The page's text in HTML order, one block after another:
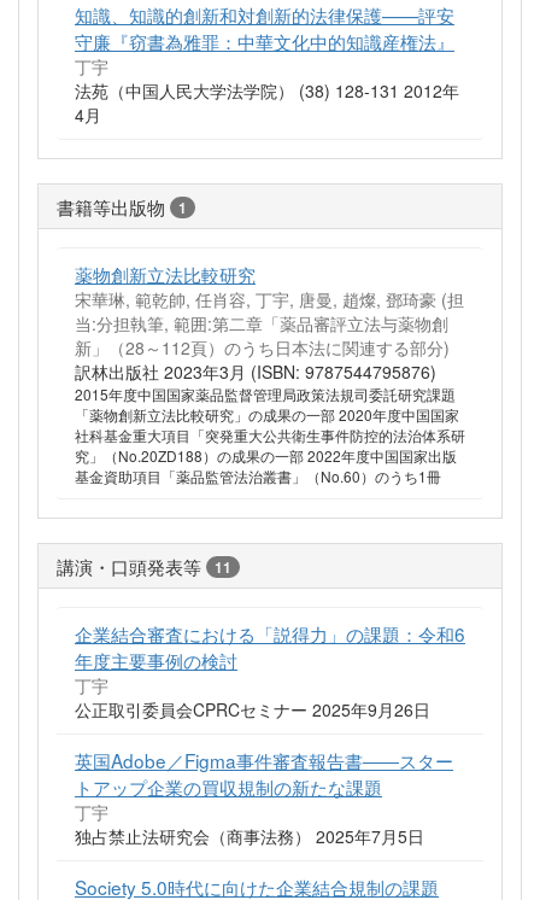
知識、知識的創新和対創新的法律保護——評安
守廉『窃書為雅罪：中華文化中的知識産権法』
丁宇
法苑（中国人民大学法学院） (38) 128-131 2012年
4月
書籍等出版物 1
薬物創新立法比較研究
宋華琳, 範乾帥, 任肖容, 丁宇, 唐曼, 趙燦, 鄧琦豪 (担
当:分担執筆, 範囲:第二章「薬品審評立法与薬物創
新」（28～112頁）のうち日本法に関連する部分)
訳林出版社 2023年3月 (ISBN: 9787544795876)
2015年度中国国家薬品監督管理局政策法規司委託研究課題
「薬物創新立法比較研究」の成果の一部 2020年度中国国家
社科基金重大項目「突発重大公共衛生事件防控的法治体系研
究」（No.20ZD188）の成果の一部 2022年度中国国家出版
基金資助項目「薬品監管法治叢書」（No.60）のうち1冊
講演・口頭発表等 11
企業結合審査における「説得力」の課題：令和6
年度主要事例の検討
丁宇
公正取引委員会CPRCセミナー 2025年9月26日
英国Adobe／Figma事件審査報告書――スター
トアップ企業の買収規制の新たな課題
丁宇
独占禁止法研究会（商事法務） 2025年7月5日
Society 5.0時代に向けた企業結合規制の課題